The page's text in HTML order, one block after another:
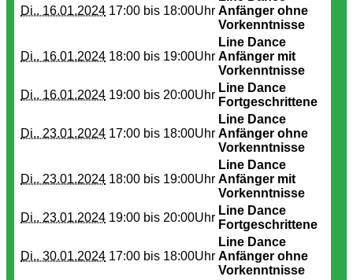
Di.. 16.01.2024 17:00 bis 18:00Uhr Anfänger ohne
Vorkenntnisse
Di.. 16.01.2024 18:00 bis 19:00Uhr
Line Dance
Anfänger mit
Vorkenntnisse
Di.. 16.01.2024 19:00 bis 20:00Uhr
Line Dance
Fortgeschrittene
Di.. 23.01.2024 17:00 bis 18:00Uhr
Line Dance
Anfänger ohne
Vorkenntnisse
Di.. 23.01.2024 18:00 bis 19:00Uhr
Line Dance
Anfänger mit
Vorkenntnisse
Di.. 23.01.2024 19:00 bis 20:00Uhr
Line Dance
Fortgeschrittene
Di.. 30.01.2024 17:00 bis 18:00Uhr
Line Dance
Anfänger ohne
Vorkenntnisse